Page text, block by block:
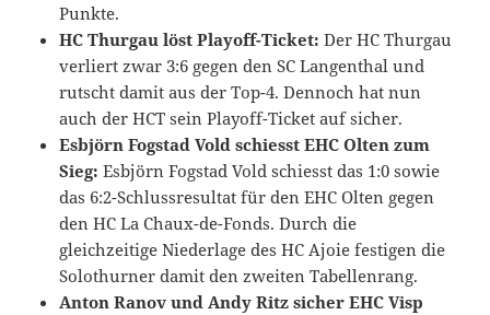
Punkte.
HC Thurgau löst Playoff-Ticket: Der HC Thurgau
verliert zwar 3:6 gegen den SC Langenthal und
rutscht damit aus der Top-4. Dennoch hat nun
auch der HCT sein Playoff-Ticket auf sicher.
Esbjörn Fogstad Vold schiesst EHC Olten zum
Sieg: Esbjörn Fogstad Vold schiesst das 1:0 sowie
das 6:2-Schlussresultat für den EHC Olten gegen
den HC La Chaux-de-Fonds. Durch die
gleichzeitige Niederlage des HC Ajoie festigen die
Solothurner damit den zweiten Tabellenrang.
Anton Ranov und Andy Ritz sicher EHC Visp